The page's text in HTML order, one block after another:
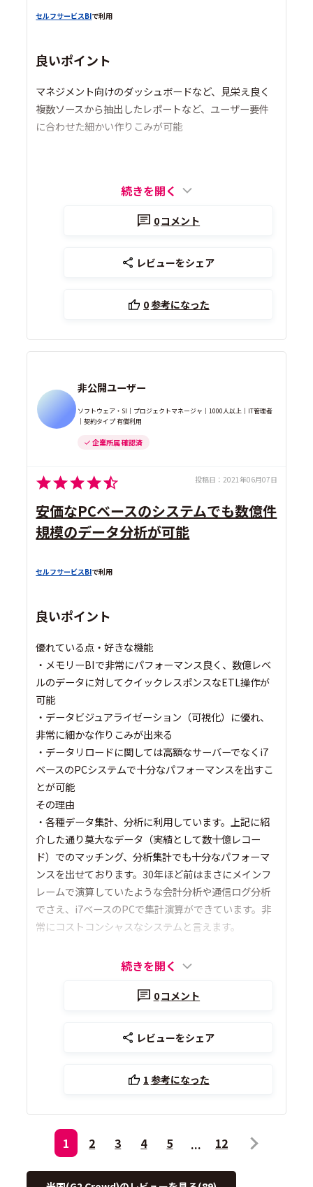
セルフサービスBIで利用
良いポイント
マネジメント向けのダッシュボードなど、見栄え良く
複数ソースから抽出したレポートなど、ユーザー要件
に合わせた細かい作りこみが可能
続きを開く
0コメント
レビューをシェア
0参考になった
非公開ユーザー
ソフトウェア・SI｜プロジェクトマネージャ｜1000人以上｜IT管理者
｜契約タイプ 有償利用
企業所属 確認済
投稿日： 2021年06月07日
安価なPCベースのシステムでも数億件
規模のデータ分析が可能
セルフサービスBIで利用
良いポイント
優れている点・好きな機能
・メモリーBIで非常にパフォーマンス良く、数億レベ
ルのデータに対してクイックレスポンスなETL操作が
可能
・データビジュアライゼーション（可視化）に優れ、
非常に細かな作りこみが出来る
・データリロードに関しては高額なサーバーでなくi7
ベースのPCシステムで十分なパフォーマンスを出すこ
とが可能
その理由
・各種データ集計、分析に利用しています。上記に紹
介した通り莫大なデータ（実績として数十億レコー
ド）でのマッチング、分析集計でも十分なパフォーマ
ンスを出せております。30年ほど前はまさにメインフ
レームで演算していたような会計分析や通信ログ分析
でさえ、i7ベースのPCで集計演算ができています。非
常にコストコンシャスなシステムと言えます。
続きを開く
0コメント
レビューをシェア
1 参考になった
1 2 3 4 5 12